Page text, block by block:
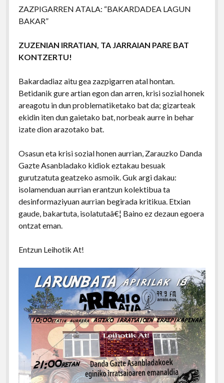
ZAZPIGARREN ATALA: “BAKARDADEA LAGUN
BAKAR”
ZUZENIAN IRRATIAN, TA JARRAIAN PARE BAT
KONTZERTU!
Bakardadiaz aitu gea zazpigarren atal hontan.
Betidanik gure artian egon dan arren, krisi sozial honek
areagotu in dun problematiketako bat da; gizarteak
ekidin iten dun gaietako bat, norbeak aurre in behar
izate dion arazotako bat.
Osasun eta krisi sozial honen aurrian, Zarauzko Danda
Gazte Asanbladako kidiok eztakau besuak
gurutzatuta geatzeko asmoik. Guk argi dakau:
isolamenduan aurrian erantzun kolektibua ta
desinformaziyuan aurrian begirada kritikua. Etxian
gaude, bakartuta, isolatutaâ€¦ Baino ez dezaun egoera
ontzat eman.
Entzun Leihotik At!